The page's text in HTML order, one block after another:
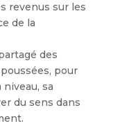
revenus sur les
de la
des
pour
sa
du sens dans